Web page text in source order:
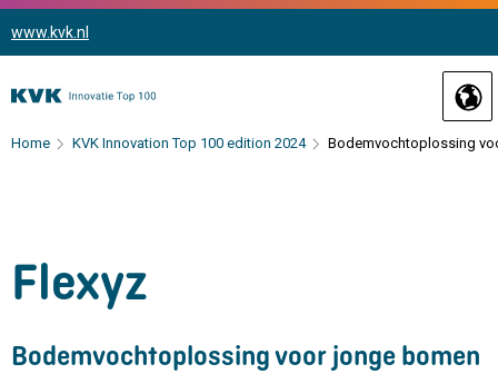
www.kvk.nl
Home KVK Innovation Top 100 edition 2024 Bodemvochtoplossing
Flexyz
Bodemvochtoplossing voor jonge bomen